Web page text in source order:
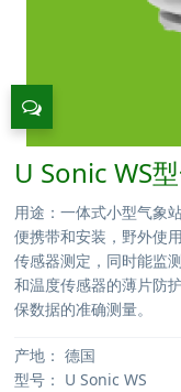
U Sonic WS
用途：一体式小型气象
便携带和安装，野外使
传感器测定，同时能监
和温度传感器的薄片防
保数据的准确测量
产地： 德国
型号： U Sonic WS